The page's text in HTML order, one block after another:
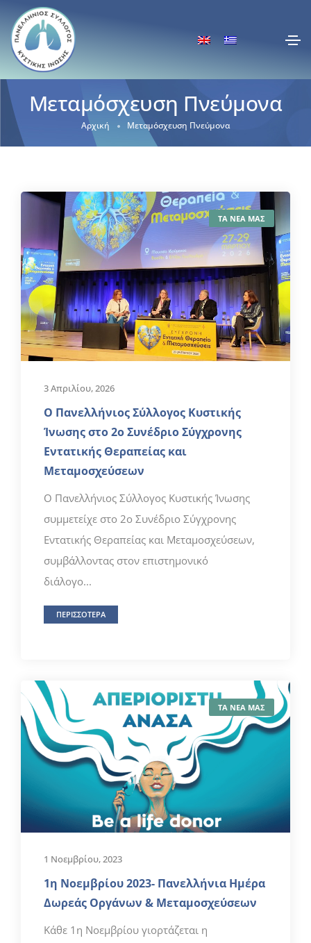
Μεταμόσχευση Πνεύμονα
Αρχική Μεταμόσχευση Πνεύμονα
ΤΑ ΝΕΑ ΜΑΣ
3 Απριλίου, 2026
Ο Πανελλήνιος Σύλλογος Κυστικής
Ίνωσης στο 2ο Συνέδριο Σύγχρονης
Εντατικής Θεραπείας και
Μεταμοσχεύσεων
Ο Πανελλήνιος Σύλλογος Κυστικής Ίνωσης
συμμετείχε στο 2ο Συνέδριο Σύγχρονης
Εντατικής Θεραπείας και Μεταμοσχεύσεων,
συμβάλλοντας στον επιστημονικό
διάλογο...
ΠΕΡΙΣΣΟΤΕΡΑ
ΤΑ ΝΕΑ ΜΑΣ
1 Νοεμβρίου, 2023
1η Νοεμβρίου 2023- Πανελλήνια Ημέρα
Δωρεάς Οργάνων & Μεταμοσχεύσεων
Κάθε 1η Νοεμβρίου γιορτάζεται η